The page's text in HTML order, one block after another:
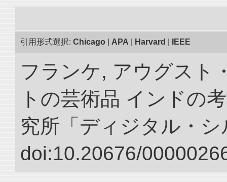
引用形式選択: Chicago APA Harvard IEEE
フランケ, アウグスト
トの芸術品 インドの
究所「ディジタル・
doi:10.20676/